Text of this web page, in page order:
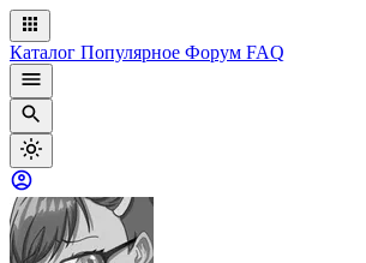
Каталог Популярное Форум FAQ